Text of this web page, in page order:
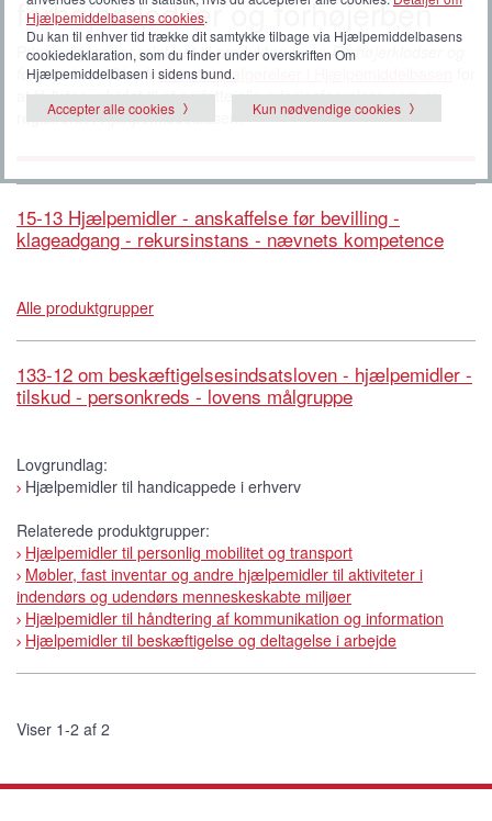
forhøjerklodser og forhøjerben
Principafgørelser relateret til produktgruppen Forhøjerklodser og
forhøjerben. Klik på alle principafgørelser i Hjælpemiddelbasen
at få listen udvidet til at omfatte alle principafgørelser, som er
registreret i Hjælpemiddelbasen.
15-13 Hjælpemidler - anskaffelse før bevilling -
klageadgang - rekursinstans - nævnets kompetence
Alle produktgrupper
133-12 om beskæftigelsesindsatsloven - hjælpemidler -
tilskud - personkreds - lovens målgruppe
Lovgrundlag:
Hjælpemidler til handicappede i erhverv
Relaterede produktgrupper:
Hjælpemidler til personlig mobilitet og transport
Møbler, fast inventar og andre hjælpemidler til aktiviteter i
indendørs og udendørs menneskeskabte miljøer
Hjælpemidler til håndtering af kommunikation og information
Hjælpemidler til beskæftigelse og deltagelse i arbejde
Viser 1-2 af 2
Hjælpemiddelbasens cookies.
Du kan til enhver tid trække dit samtykke tilbage via Hjælpemiddelbasens
cookiedeklaration, som du finder under overskriften Om
Hjælpemiddelbasen i sidens bund.
Accepter alle cookies
Kun nødvendige cookies